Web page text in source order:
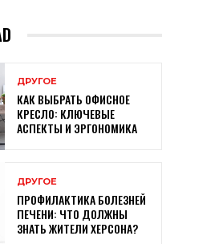
ДРУГОЕ
КАК ВЫБРАТЬ ОФИСНОЕ
КРЕСЛО: КЛЮЧЕВЫЕ
АСПЕКТЫ И ЭРГОНОМИКА
ДРУГОЕ
ПРОФИЛАКТИКА БОЛЕЗНЕЙ
ПЕЧЕНИ: ЧТО ДОЛЖНЫ
ЗНАТЬ ЖИТЕЛИ ХЕРСОНА?